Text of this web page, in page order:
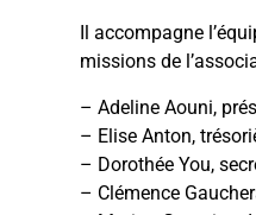
Il accompagne
missions de
– Adeline Aouni,
– Elise Anton,
– Dorothée You,
– Clémence